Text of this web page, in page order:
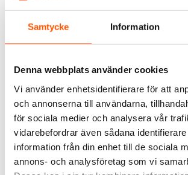
Samtycke Information
Denna webbplats använder cookies
Vi använder enhetsidentifierare för att
och annonserna till användarna,
för sociala medier och analysera vår
vidarebefordrar även sådana
information från din enhet till de sociala
annons- och analysföretag som vi
System 55 Tätningssats
Uttag IP44
89,00 kr
LÄGG I VARUKORG
System
142,00 kr